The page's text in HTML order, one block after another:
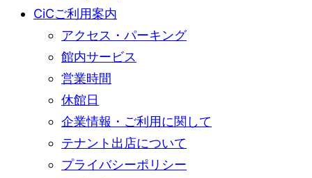
CiCご利用案内
アクセス・パーキング
館内サービス
営業時間
休館日
企業情報・ご利用に関して
テナント出店について
プライバシーポリシー